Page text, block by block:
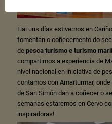
Hai uns días estivemos en
fomentan o coñecemento do
de pesca turismo e turismo
compartimos a experiencia de
nivel nacional en iniciativa de
contamos con Amarturmar,
de San Simón dan a coñecer o
semanas estaremos en Cervo
inspiradoras!